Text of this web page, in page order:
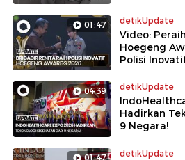
01:47 detikUpdate
Video:
Hoegeng
Polisi
04:39 detikUpdate
Hadirkan
9 Negara!
01:47 detikUpdate